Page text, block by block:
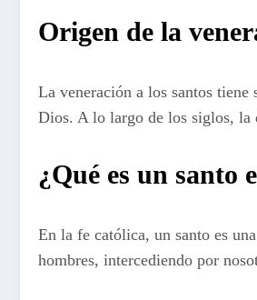
Origen de la
La veneración a los santos
Dios. A lo largo de los siglos, la
¿Qué es un santo
En la fe católica, un santo es
hombres, intercediendo por